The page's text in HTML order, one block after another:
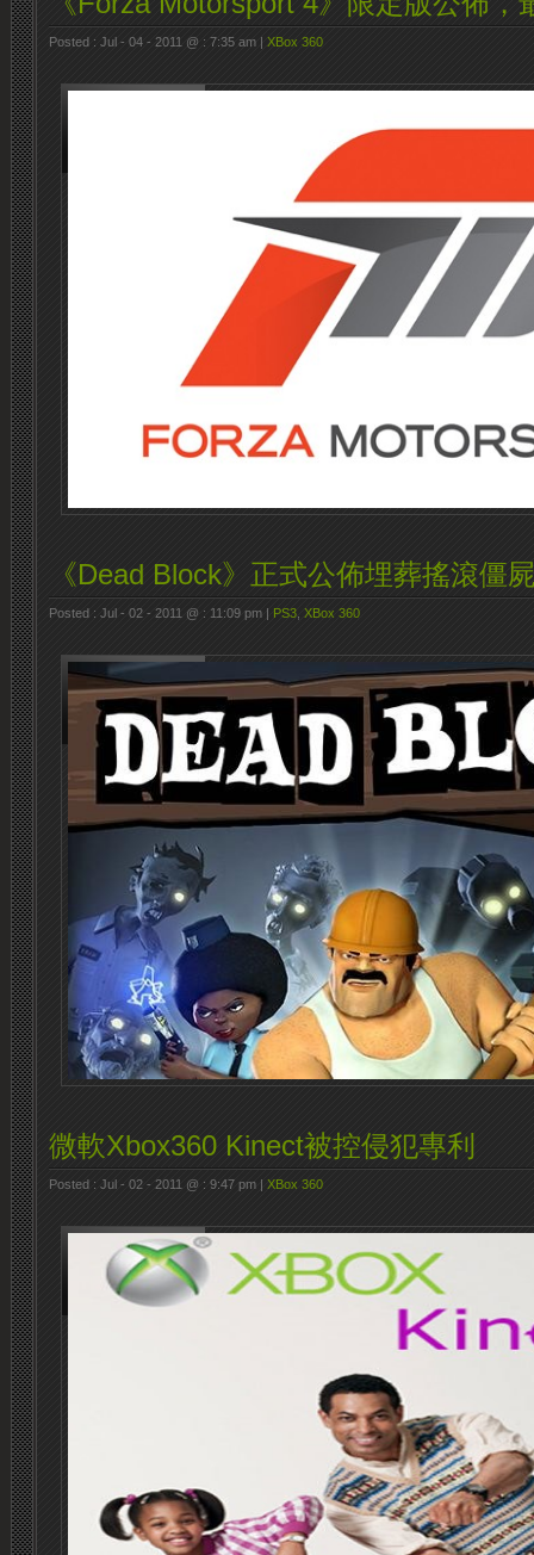
Posted : Jul - 04 - 2011 @ : 7:35 am | XBox 360
《Dead Block》正式公佈埋葬搖滾僵
Posted : Jul - 02 - 2011 @ : 11:09 pm | PS3 XBox 360
微軟Xbox360 Kinect被控侵犯專利
Posted : Jul - 02 - 2011 @ : 9:47 pm | XBox 360